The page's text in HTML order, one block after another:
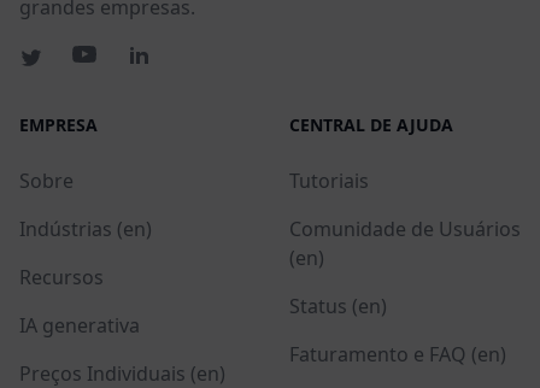
grandes empresas.
EMPRESA
Sobre
Indústrias (en)
Recursos
IA generativa
Preços Individuais (en)
CENTRAL DE AJUDA
Tutoriais
Comunidade de Usuários
(en)
Status (en)
Faturamento e FAQ (en)